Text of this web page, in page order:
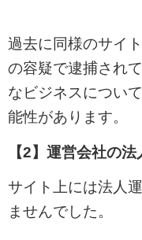
過去に同様のサイ
の容疑で逮捕され
なビジネスについ
能性があります。
【2】運営会社の
サイト上には法人
ませんでした。